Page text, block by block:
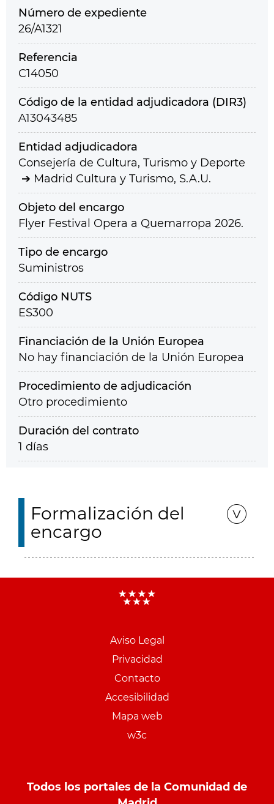
Número de expediente
26/A1321
Referencia
C14050
Código de la entidad adjudicadora (DIR3)
A13043485
Entidad adjudicadora
Consejería de Cultura, Turismo y Deporte
Madrid Cultura y Turismo, S.A.U.
Objeto del encargo
Flyer Festival Opera a Quemarropa 2026.
Tipo de encargo
Suministros
Código NUTS
ES300
Financiación de la Unión Europea
No hay financiación de la Unión Europea
Procedimiento de adjudicación
Otro procedimiento
Duración del contrato
1 días
Formalización del
encargo
Aviso Legal
Privacidad
Contacto
Accesibilidad
Mapa web
w3c
Todos los portales de la Comunidad de